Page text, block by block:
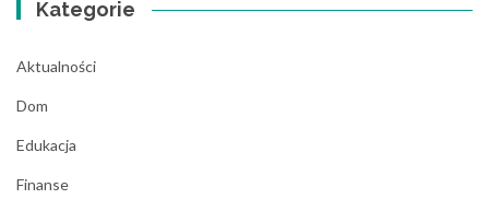
Kategorie
Aktualności
Dom
Edukacja
Finanse